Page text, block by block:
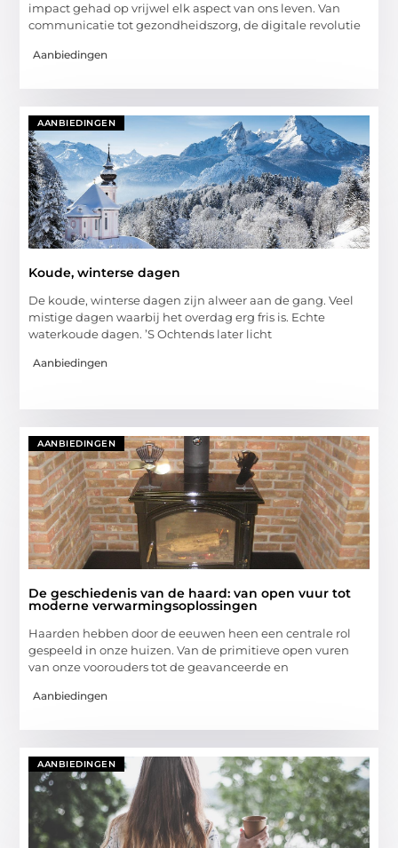
impact gehad op vrijwel elk aspect van ons leven. Van
communicatie tot gezondheidszorg, de digitale revolutie
Aanbiedingen
AANBIEDINGEN
Koude, winterse dagen
De koude, winterse dagen zijn alweer aan de gang. Veel
mistige dagen waarbij het overdag erg fris is. Echte
waterkoude dagen. ’S Ochtends later licht
Aanbiedingen
AANBIEDINGEN
De geschiedenis van de haard: van open vuur tot
moderne verwarmingsoplossingen
Haarden hebben door de eeuwen heen een centrale rol
gespeeld in onze huizen. Van de primitieve open vuren
van onze voorouders tot de geavanceerde en
Aanbiedingen
AANBIEDINGEN